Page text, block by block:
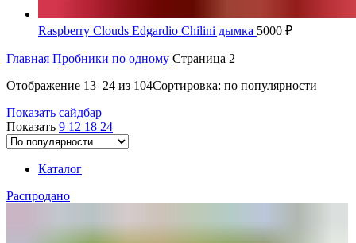
Raspberry Clouds Edgardio Chilini дымка 5000 ₽
Главная Пробники по одному Страница 2
Отображение 13–24 из 104Сортировка: по популярности
Показать сайдбар
Показать 9 12 18 24
Каталог
Распродано